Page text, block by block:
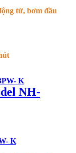
từ, bơm đầu
NH-
K